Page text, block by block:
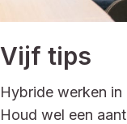
Vijf tips
Hybride werken in
Houd wel een